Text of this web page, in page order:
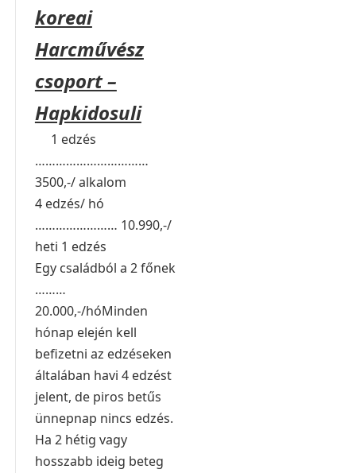
koreai
Harcművész
csoport –
Hapkidosuli
1 edzés
……………………………
3500,-/ alkalom
4 edzés/ hó
…………………… 10.990,-/
heti 1 edzés
Egy családból a 2 főnek
………
20.000,-/hóMinden
hónap elején kell
befizetni az edzéseken
általában havi 4 edzést
jelent, de piros betűs
ünnepnap nincs edzés.
Ha 2 hétig vagy
hosszabb ideig beteg